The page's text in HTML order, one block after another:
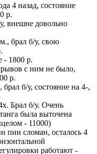
4 назад, состояние
р.
внешне довольно
брал б/у, свою
- 1800 р.
с ним не было,
р.
б/у, состояние на 4-,
Брал б/у. Очень
была выточена
- 11000)
пин сломан, осталось 4
работают -